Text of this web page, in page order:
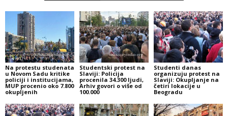
Na protestu studenata
u Novom Sadu kritike
policiji i institucijama,
MUP procenio oko 7.800
okupljenih
Studentski protest na
Slaviji: Policija
procenila 34.300 ljudi,
Arhiv govori o više od
100.000
Studenti danas
organizuju protest na
Slaviji: Okupljanje na
četiri lokacije u
Beogradu